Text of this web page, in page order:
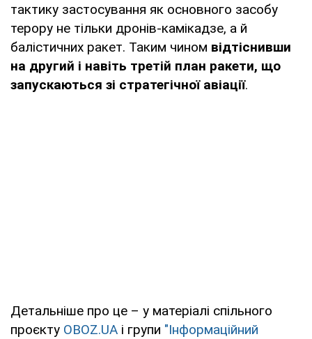
тактику застосування як основного засобу
терору не тільки дронів-камікадзе, а й
балістичних ракет. Таким чином відтіснивши
на другий і навіть третій план ракети, що
запускаються зі стратегічної авіації.
Детальніше про це – у матеріалі спільного
проєкту OBOZ.UA і групи "Інформаційний